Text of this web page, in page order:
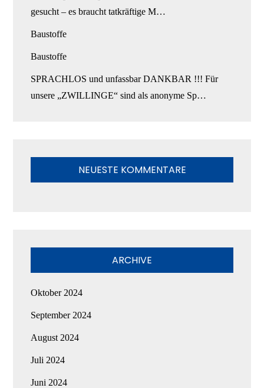
gesucht – es braucht tatkräftige M…
Baustoffe
Baustoffe
SPRACHLOS und unfassbar DANKBAR !!! Für
unsere „ZWILLINGE“ sind als anonyme Sp…
NEUESTE KOMMENTARE
ARCHIVE
Oktober 2024
September 2024
August 2024
Juli 2024
Juni 2024